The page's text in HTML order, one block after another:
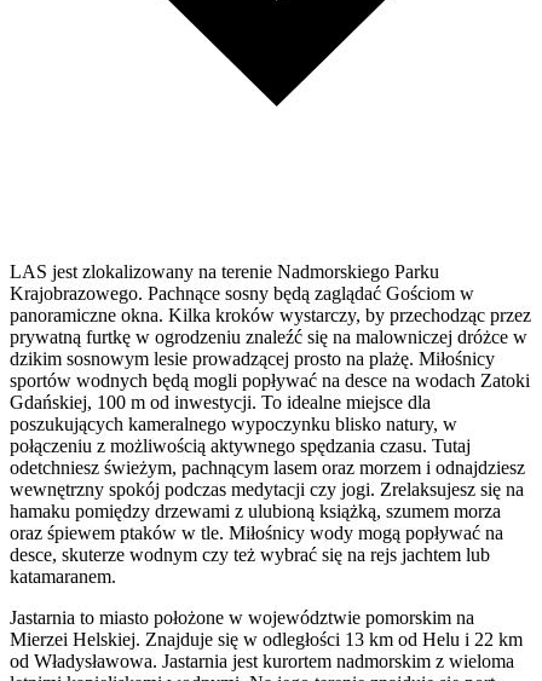
LAS jest zlokalizowany na terenie Nadmorskiego Parku
Krajobrazowego. Pachnące sosny będą zaglądać Gościom w
panoramiczne okna. Kilka kroków wystarczy, by przechodząc przez
prywatną furtkę w ogrodzeniu znaleźć się na malowniczej dróżce w
dzikim sosnowym lesie prowadzącej prosto na plażę. Miłośnicy
sportów wodnych będą mogli popływać na desce na wodach Zatoki
Gdańskiej, 100 m od inwestycji. To idealne miejsce dla
poszukujących kameralnego wypoczynku blisko natury, w
połączeniu z możliwością aktywnego spędzania czasu. Tutaj
odetchniesz świeżym, pachnącym lasem oraz morzem i odnajdziesz
wewnętrzny spokój podczas medytacji czy jogi. Zrelaksujesz się na
hamaku pomiędzy drzewami z ulubioną książką, szumem morza
oraz śpiewem ptaków w tle. Miłośnicy wody mogą popływać na
desce, skuterze wodnym czy też wybrać się na rejs jachtem lub
katamaranem.
Jastarnia to miasto położone w województwie pomorskim na
Mierzei Helskiej. Znajduje się w odległości 13 km od Helu i 22 km
od Władysławowa. Jastarnia jest kurortem nadmorskim z wieloma